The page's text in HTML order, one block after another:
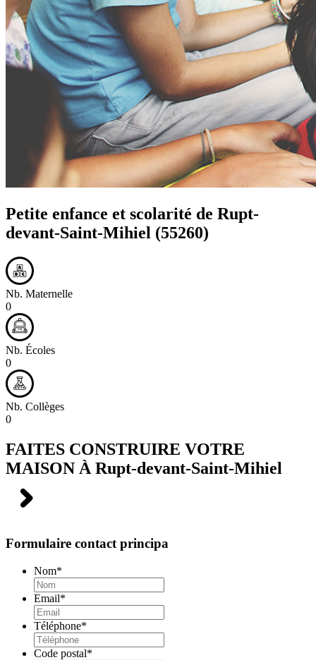
Petite enfance et scolarité de Rupt-
devant-Saint-Mihiel (55260)
Nb. Maternelle
0
Nb. Écoles
0
Nb. Collèges
0
FAITES CONSTRUIRE VOTRE
MAISON À Rupt-devant-Saint-Mihiel
Formulaire contact principa
Nom*
Email*
Téléphone*
Code postal*